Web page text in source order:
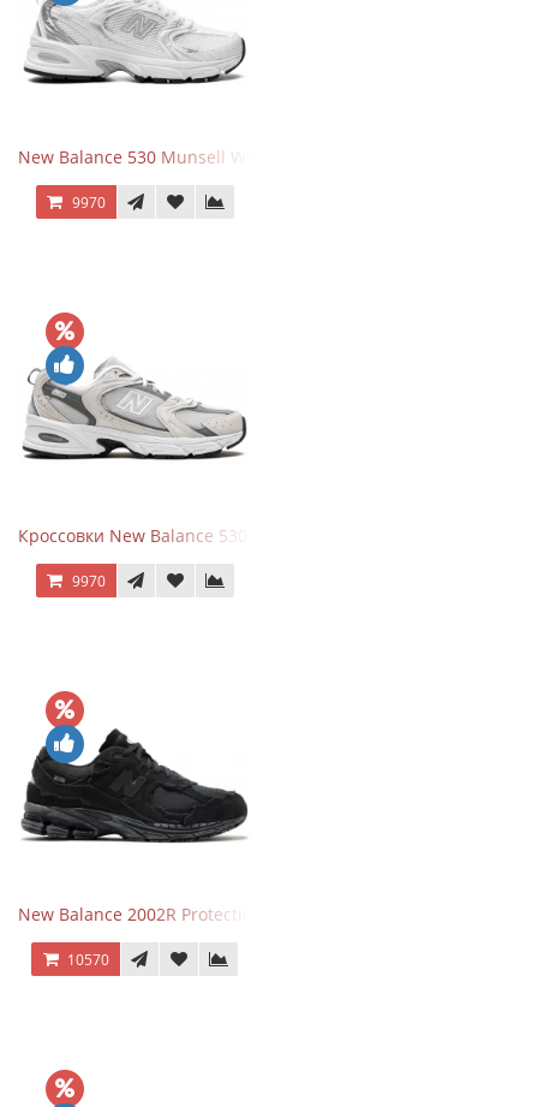
New Balance 530 Munsell White Silver
9970
Кроссовки New Balance 530 Grey Matter Harbor Grey
9970
New Balance 2002R Protection Phantom Black
10570